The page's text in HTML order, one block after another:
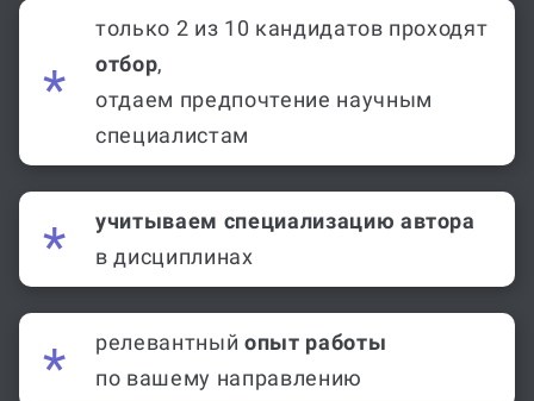
только 2 из 10 кандидатов проходят
отбор,
отдаем предпочтение научным
специалистам
учитываем специализацию автора
в дисциплинах
релевантный опыт работы
по вашему направлению